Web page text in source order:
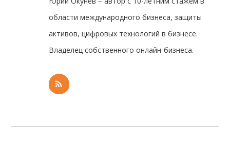
области международного бизнеса, защиты
активов, цифровых технологий в бизнесе.
Владелец собственного онлайн-бизнеса.